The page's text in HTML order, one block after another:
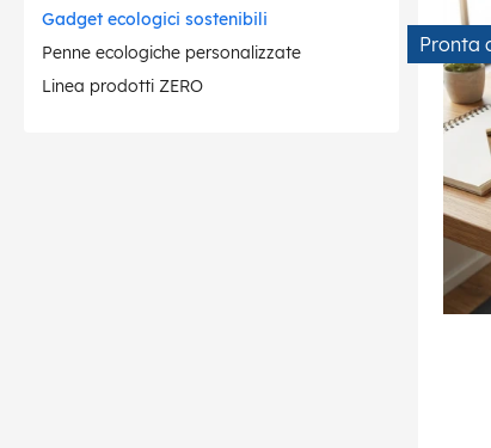
Gadget ecologici sostenibili
Penne ecologiche personalizzate
Linea prodotti ZERO
Pronta